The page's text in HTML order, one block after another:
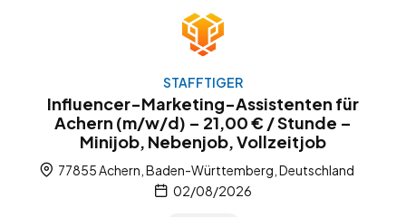
STAFFTIGER
Influencer-Marketing-Assistenten für
Achern (m/w/d) – 21,00 € / Stunde –
Minijob, Nebenjob, Vollzeitjob
77855 Achern, Baden-Württemberg, Deutschland
02/08/2026